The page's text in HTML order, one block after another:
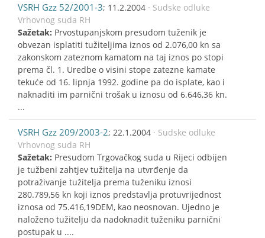
VSRH Gzz 52/2001-3; 11.2.2004 · Sudske odluke
Vrhovnog suda RH
Sažetak: Prvostupanjskom presudom tuženik je
obvezan isplatiti tužiteljima iznos od 2.076,00 kn sa
zakonskom zateznom kamatom na taj iznos po stopi
prema čl. 1. Uredbe o visini stope zatezne kamate
tekuće od 16. lipnja 1992. godine pa do isplate, kao i
naknaditi im parnični trošak u iznosu od 6.646,36 kn.
...
VSRH Gzz 209/2003-2; 22.1.2004 · Sudske odluke
Vrhovnog suda RH
Sažetak: Presudom Trgovačkog suda u Rijeci odbijen
je tužbeni zahtjev tužitelja na utvrđenje da
potraživanje tužitelja prema tuženiku iznosi
280.789,56 kn koji iznos predstavlja protuvrijednost
iznosa od 75.416,19DEM, kao neosnovan. Ujedno je
naloženo tužitelju da nadoknadit tuženiku parnični
postupak u ....